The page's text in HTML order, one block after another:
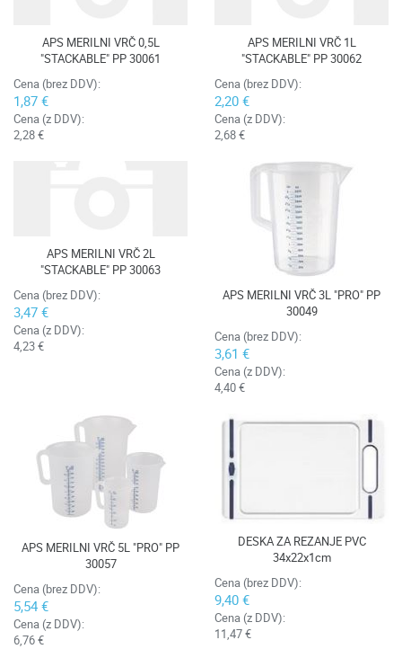
APS MERILNI VRČ 0,5L
"STACKABLE" PP 30061
Cena (brez DDV):
1,87 €
Cena (z DDV):
2,28 €
APS MERILNI VRČ 1L
"STACKABLE" PP 30062
Cena (brez DDV):
2,20 €
Cena (z DDV):
2,68 €
APS MERILNI VRČ 2L
"STACKABLE" PP 30063
Cena (brez DDV):
3,47 €
Cena (z DDV):
4,23 €
APS MERILNI VRČ 3L "PRO" PP
30049
Cena (brez DDV):
3,61 €
Cena (z DDV):
4,40 €
APS MERILNI VRČ 5L "PRO" PP
30057
Cena (brez DDV):
5,54 €
Cena (z DDV):
6,76 €
DESKA ZA REZANJE PVC
34x22x1cm
Cena (brez DDV):
9,40 €
Cena (z DDV):
11,47 €